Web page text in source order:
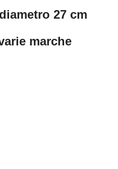
27 cm
marche